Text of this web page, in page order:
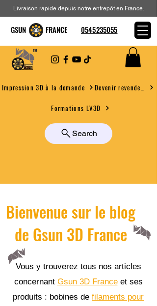
Impression 3D à la demande
Formations LV3D
Search
Livraison rapide depuis notre entrepôt en France.
GSUN FRANCE 0545235055
Bienvenue sur le blog
de Gsun 3D France
Vous y trouverez tous nos articles
concernant Gsun 3D Franceet ses
produits : bobines de filaments pour